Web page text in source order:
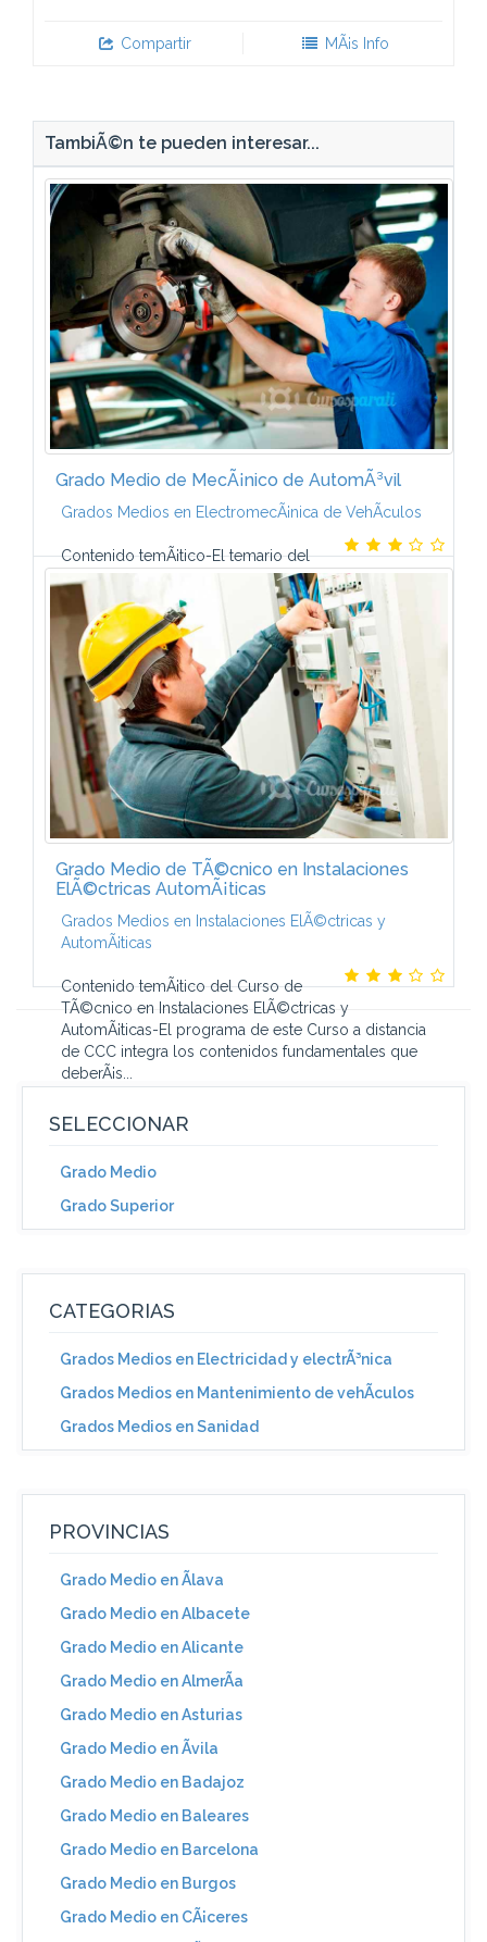
Compartir MÃ¡s Info
TambiÃ©n te pueden interesar...
Grado Medio de MecÃ¡nico de AutomÃ³vil
Grados Medios en ElectromecÃ¡nica de VehÃ­culos
Contenido temÃ¡tico-El temario del
Curso de MecÃ¡nica de AutomÃ³vil a distancia lo
componen 8 mÃ³dulos formativos que contienen un
gran nÃºmero de ilustraciones, fotografÃ­as y...
Grado Medio de TÃ©cnico en Instalaciones
ElÃ©ctricas AutomÃ¡ticas
Grados Medios en Instalaciones ElÃ©ctricas y
AutomÃ¡ticas
Contenido temÃ¡tico del Curso de
TÃ©cnico en Instalaciones ElÃ©ctricas y
AutomÃ¡ticas-El programa de este Curso a distancia
de CCC integra los contenidos fundamentales que
deberÃ¡s...
SELECCIONAR
Grado Medio
Grado Superior
CATEGORIAS
Grados Medios en Electricidad y electrÃ³nica
Grados Medios en Mantenimiento de vehÃ­culos
Grados Medios en Sanidad
PROVINCIAS
Grado Medio en Ãlava
Grado Medio en Albacete
Grado Medio en Alicante
Grado Medio en AlmerÃ­a
Grado Medio en Asturias
Grado Medio en Ãvila
Grado Medio en Badajoz
Grado Medio en Baleares
Grado Medio en Barcelona
Grado Medio en Burgos
Grado Medio en CÃ¡ceres